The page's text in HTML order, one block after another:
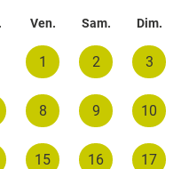
Ven. Sam. Dim.
1 2 3
8 9 10
15 16 17